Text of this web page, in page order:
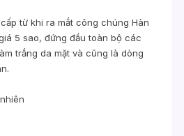
từ khi ra mắt công chúng Hàn
5 sao, đứng đầu toàn bộ các
trắng da mặt và cũng là dòng